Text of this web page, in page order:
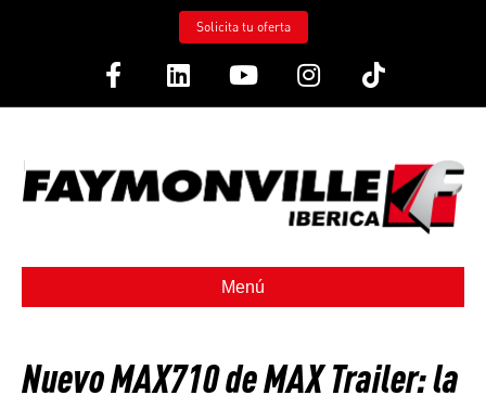
Solicita tu oferta
FacebookLinkedinYoutubeInstagram
Tiktok
Menú
Nuevo MAX710 de MAX Trailer: la